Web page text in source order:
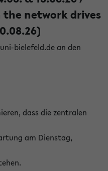
network drives
bielefeld.de an den
dass die zentralen
am Dienstag,